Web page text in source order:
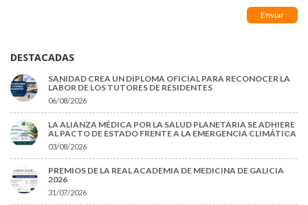
DESTACADAS
SANIDAD CREA UN DIPLOMA OFICIAL PARA RECONOCER LA
LABOR DE LOS TUTORES DE RESIDENTES
06/08/2026
LA ALIANZA MÉDICA POR LA SALUD PLANETARIA SE ADHIERE
AL PACTO DE ESTADO FRENTE A LA EMERGENCIA CLIMÁTICA
03/08/2026
PREMIOS DE LA REAL ACADEMIA DE MEDICINA DE GALICIA
2026
31/07/2026